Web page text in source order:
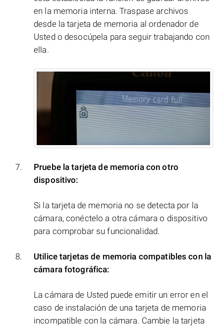
en la memoria interna. Traspase archivos
desde la tarjeta de memoria al ordenador de
Usted o desocúpela para seguir trabajando con
ella.
Pruebe la tarjeta de memoria con otro
dispositivo:
Si la tarjeta de memoria no se detecta por la
cámara, conéctelo a otra cámara o dispositivo
para comprobar su funcionalidad.
Utilice tarjetas de memoria compatibles con la
cámara fotográfica:
La cámara de Usted puede emitir un error en el
caso de instalación de una tarjeta de memoria
incompatible con la cámara. Cambie la tarjeta